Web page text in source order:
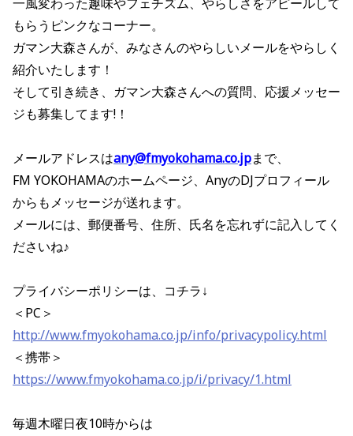
もらうピンクなコーナー。
ガマン大森さんが、みなさんのやらしいメールをやらしく
紹介いたします！
そして引き続き、 ガマン大森さんへの質問、応援メッセー
ジも募集してます!！
メールアドレスはany@fmyokohama.co.jpまで、
FM YOKOHAMAのホームページ、AnyのDJプロフィール
からもメッセージが送れます。
メールには、郵便番号、住所、氏名を忘れずに記入してく
ださいね♪
プライバシーポリシーは、コチラ↓
＜PC＞
http://www.fmyokohama.co.jp/info/privacypolicy.html
＜携帯＞
https://www.fmyokohama.co.jp/i/privacy/1.html
毎週木曜日夜10時からは